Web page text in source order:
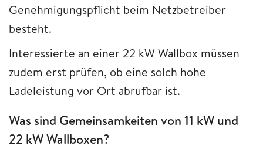
Genehmigungspflicht beim Netzbetreiber
besteht.
Interessierte an einer 22 kW Wallbox müssen
zudem erst prüfen, ob eine solch hohe
Ladeleistung vor Ort abrufbar ist.
Was sind Gemeinsamkeiten von 11 kW und
22 kW Wallboxen?